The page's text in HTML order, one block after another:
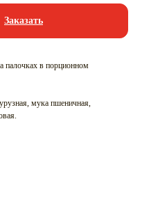
Заказать
палочках в порционном
мука пшеничная,